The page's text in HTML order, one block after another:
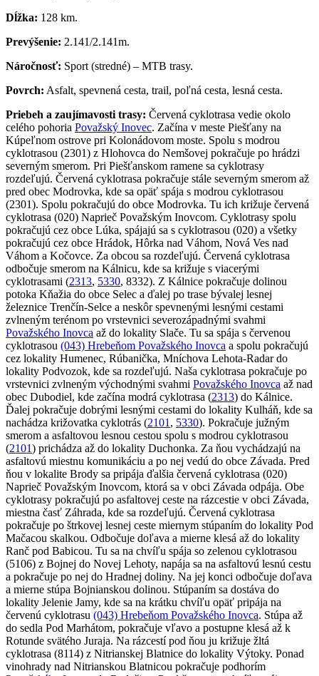
Dĺžka: 128 km.
Prevýšenie: 2.141/2.141m.
Náročnosť: Sport (stredné) – MTB trasy.
Povrch: Asfalt, spevnená cesta, trail, poľná cesta, lesná cesta.
Priebeh a zaujímavosti trasy: Červená cyklotrasa vedie okolo
celého pohoria Považský Inovec. Začína v meste Piešťany na
Kúpeľnom ostrove pri Kolonádovom moste. Spolu s modrou
cyklotrasou (2301) z Hlohovca do Nemšovej pokračuje po hrádzi
severným smerom. Pri Piešťanskom ramene sa cyklotrasy
rozdeľujú. Červená cyklotrasa pokračuje stále severným smerom až
pred obec Modrovka, kde sa opäť spája s modrou cyklotrasou
(2301). Spolu pokračujú do obce Modrovka. Tu ich križuje červená
cyklotrasa (020) Naprieč Považským Inovcom. Cyklotrasy spolu
pokračujú cez obce Lúka, spájajú sa s cyklotrasou (020) a všetky
pokračujú cez obce Hrádok, Hôrka nad Váhom, Nová Ves nad
Váhom a Kočovce. Za obcou sa rozdeľujú. Červená cyklotrasa
odbočuje smerom na Kálnicu, kde sa križuje s viacerými
cyklotrasami (2313, 5330, 8332). Z Kálnice pokračuje dolinou
potoka Kňažia do obce Selec a ďalej po trase bývalej lesnej
železnice Trenčín-Selce a neskôr spevnenými lesnými cestami
zvlneným terénom po vrstevnici severozápadnými svahmi
Považského Inovca až do lokality Slače. Tu sa spája s červenou
cyklotrasou (043) Hrebeňom Považského Inovca a spolu pokračujú
cez lokality Humenec, Rúbanička, Mníchova Lehota-Radar do
lokality Podvozok, kde sa rozdeľujú. Naša cyklotrasa pokračuje po
vrstevnici zvlneným východnými svahmi Považského Inovca až nad
obec Dubodiel, kde začína modrá cyklotrasa (2313) do Kálnice.
Ďalej pokračuje dobrými lesnými cestami do lokality Kulháň, kde sa
nachádza križovatka cyklotrás (2101 , 5330). Pokračuje južným
smerom a asfaltovou lesnou cestou spolu s modrou cyklotrasou
(2101) prichádza až do lokality Duchonka. Za ňou vychádzajú na
asfaltovú miestnu komunikáciu a po nej vedú do obce Závada. Pred
ňou v lokalite Brody sa pripája ďalšia červená cyklotrasa (020)
Naprieč Považským Inovcom, ktorá sa v obci Závada odpája. Obe
cyklotrasy pokračujú po asfaltovej ceste na rázcestie v obci Závada,
miestna časť Záhrada, kde sa rozdeľujú. Červená cyklotrasa
pokračuje po štrkovej lesnej ceste miernym stúpaním do lokality Pod
Mačacou skalkou. Odbočuje doľava a mierne klesá až do lokality
Ranč pod Babicou. Tu sa na chvíľu spája so zelenou cyklotrasou
(5106) z Bojnej do Novej Lehoty, napája sa na asfaltovú lesnú cestu
a pokračuje po nej do Hradnej doliny. Na jej konci odbočuje doľava
a mierne stúpa Bojnianskou dolinou. Stúpaním sa dostáva do
lokality Jelenie Jamy, kde sa na krátku chvíľu opäť pripája na
červenú cyklotrasu (043) Hrebeňom Považského Inovca. Stúpa až
do sedla Pod Marhátom, pokračuje vľavo a postupne klesá až k
Rotunde svätého Juraja. Na rázcestí pod ňou ju križuje žltá
cyklotrasa (8114) z Nitrianskej Blatnice do lokality Výtoky. Ponad
vinohrady nad Nitrianskou Blatnicou pokračuje podhorím